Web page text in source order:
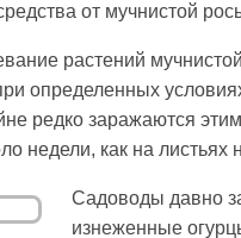
от мучнистой
растений
определенных
редко заражаются
недели, как на
Садоводы давно
изнеженные